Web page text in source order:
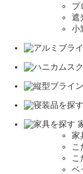
プ
遮
小
家
こ
こ
ベ